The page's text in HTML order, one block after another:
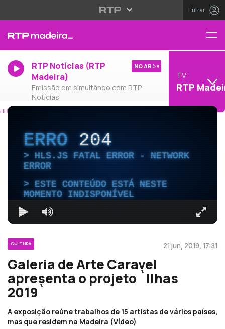
Entrar
RTP Notícias (RTP
Madeira)
Emissão em simultâneo com RTP
Notícias
NO AR
TV
RTP
ERRO204
HLS.JS FATAL ERROR - NETWORK
ERROR
ESTE CONTEÚDO ESTÁ NESTE
MOMENTO INDISPONÍVEL
CULTURA 21 jun, 2019, 17:31
Galeria de Arte Caravel
apresenta o projeto `Ilhas
2019`
A exposição reúne trabalhos de 15 artistas de vários países,
mas que residem na Madeira (Vídeo)